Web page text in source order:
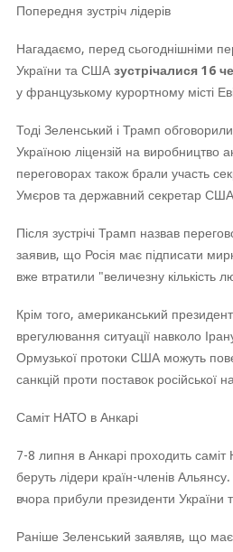
Попередня зустріч лідерів
Нагадаємо, перед сьогоднішніми
України та США зустрічалися 16
у французькому курортному місті
Тоді Зеленський і Трамп
Україною ліцензій на виробництво
переговорах також брали участь
Умєров та державний секретар
Після зустрічі Трамп назвав
заявив, що Росія має підписати
вже втратили "величезну кількість
Крім того, американський
врегулювання ситуації навколо
Ормузької протоки США можуть
санкцій проти поставок російської
Саміт НАТО в Анкарі
7-8 липня в Анкарі проходить
беруть лідери країн-членів
вчора прибули президенти
Раніше Зеленський заявляв, що має